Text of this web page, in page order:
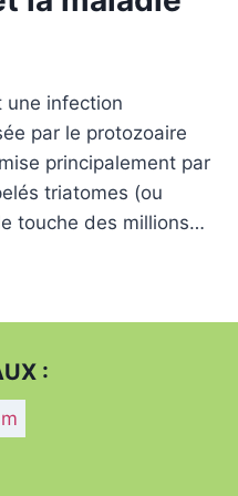
une infection
par le protozoaire
principalement par
triatomes (ou
touche des millions…
: